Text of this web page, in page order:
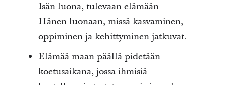
Isän luona, tulevaan elämään
Hänen luonaan, missä kasvaminen,
oppiminen ja kehittyminen jatkuvat.
Elämää maan päällä pidetään
koetusaikana, jossa ihmisiä